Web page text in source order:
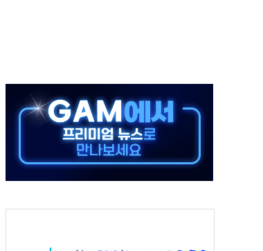
압 중
대민 봉사
… 올해 10번째·42일 만 도발
… 반군·마약카르텔이 습득해 전투 활용
식 물질"
...외국인 노동자 숨져